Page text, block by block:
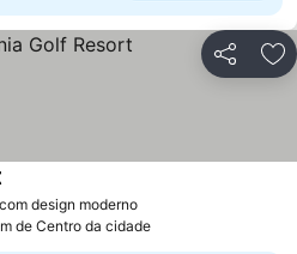
Partilhar
design moderno
de Centro da cidade